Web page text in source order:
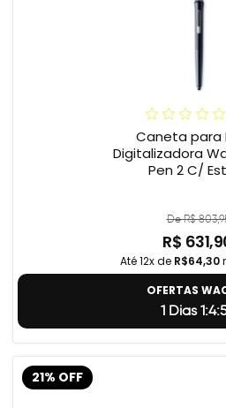
Caneta para
Digitalizadora
Pen 2 C/
De R$
R$
Até 12x de R$64,30
OFERTAS
1 Dias
21% OFF